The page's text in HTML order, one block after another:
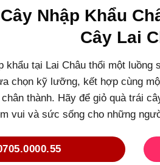
Nhập Khẩu
Cây Lai
khẩu tại Lai Châu thổi một
chọn kỹ lưỡng, kết hợp cùng
thành. Hãy để giỏ quà trái
vui và sức sống cho những